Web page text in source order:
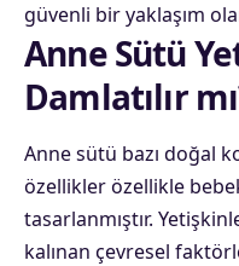
güvenli bir yaklaşım
Anne Sütü
Damlatılır
Anne sütü bazı doğal
özellikler özellikle
tasarlanmıştır.
kalınan çevresel